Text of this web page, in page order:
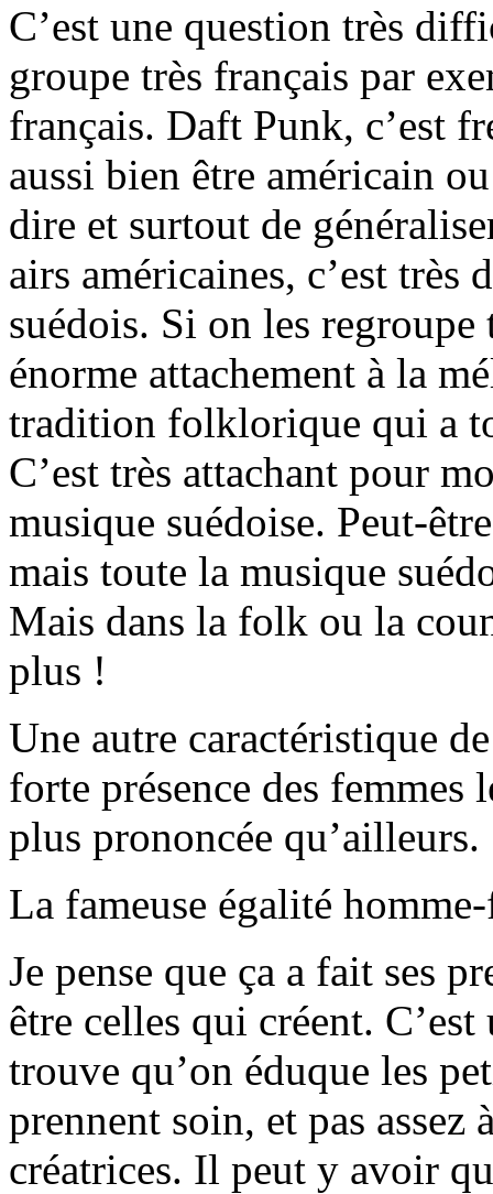
C’est une question très
groupe très français par
français. Daft Punk, c’est
aussi bien être américain
dire et surtout de
airs américaines, c’est
suédois. Si on les
énorme attachement à la
tradition folklorique qui a
C’est très attachant pour
musique suédoise. Peut-
mais toute la musique
Mais dans la folk ou la
plus !
Une autre caractéristique
forte présence des femmes
plus prononcée qu’ailleurs.
La fameuse égalité
Je pense que ça a fait ses
être celles qui créent.
trouve qu’on éduque les
prennent soin, et pas assez
créatrices. Il peut y avoir